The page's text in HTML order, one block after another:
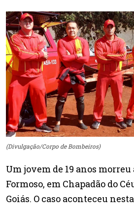
(Divulgação/Corpo de Bombeiros)
Um jovem de 19 anos morreu
Formoso, em Chapadão do
Goiás. O caso aconteceu